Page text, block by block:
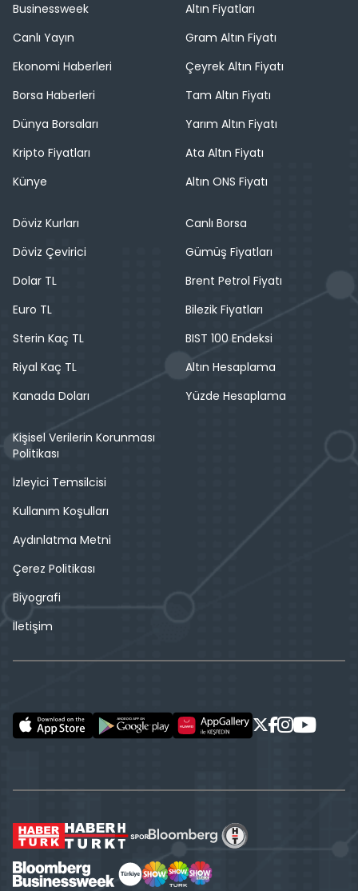
Businessweek
Canlı Yayın
Ekonomi Haberleri
Borsa Haberleri
Dünya Borsaları
Kripto Fiyatları
Künye
Altın Fiyatları
Gram Altın Fiyatı
Çeyrek Altın Fiyatı
Tam Altın Fiyatı
Yarım Altın Fiyatı
Ata Altın Fiyatı
Altın ONS Fiyatı
Döviz Kurları
Döviz Çevirici
Dolar TL
Euro TL
Sterin Kaç TL
Riyal Kaç TL
Kanada Doları
Canlı Borsa
Gümüş Fiyatları
Brent Petrol Fiyatı
Bilezik Fiyatları
BIST 100 Endeksi
Altın Hesaplama
Yüzde Hesaplama
Kişisel Verilerin Korunması
Politikası
İzleyici Temsilcisi
Kullanım Koşulları
Aydınlatma Metni
Çerez Politikası
Biyografi
İletişim